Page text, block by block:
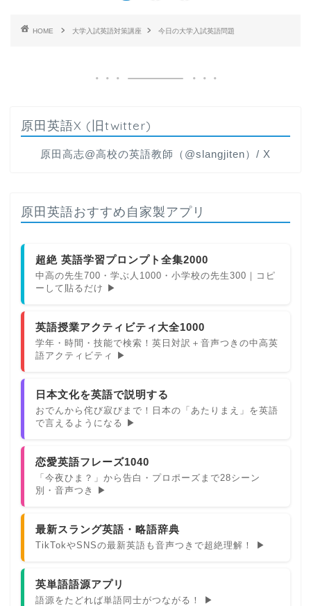
HOME 大学入試英語対策講座 今日の大学入試英語問題
原田英語X (旧twitter)
原田高志@高校の英語教師（@slangjiten）/ X
原田英語おすすめ自家製アプリ
超絶 英語学習プロンプト全集2000
中高の先生700・学ぶ人1000・小学校の先生300｜コピ
ーして貼るだけ ▶
英語授業アクティビティ大全1000
学年・時間・技能で検索！英日対訳＋音声つきの中高英
語アクティビティ ▶
日本文化を英語で説明する
おでんから侘び寂びまで！日本の「あたりまえ」を英語
で言えるようになる ▶
恋愛英語フレーズ1040
「今夜ひま？」から告白・プロポーズまで28シーン
別・音声つき ▶
最新スラング英語・略語辞典
TikTokやSNSの最新英語も音声つきで超絶理解！ ▶
英単語語源アプリ
語源をたどれば単語同士がつながる！ ▶